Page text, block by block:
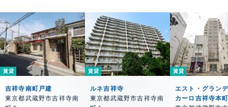
賃貸
吉祥寺南町戸建
東京都武蔵野市吉祥寺南
賃貸
ルネ吉祥寺
東京都武蔵野市吉祥寺南
賃貸
エスト・グラン
カーロ吉祥寺本